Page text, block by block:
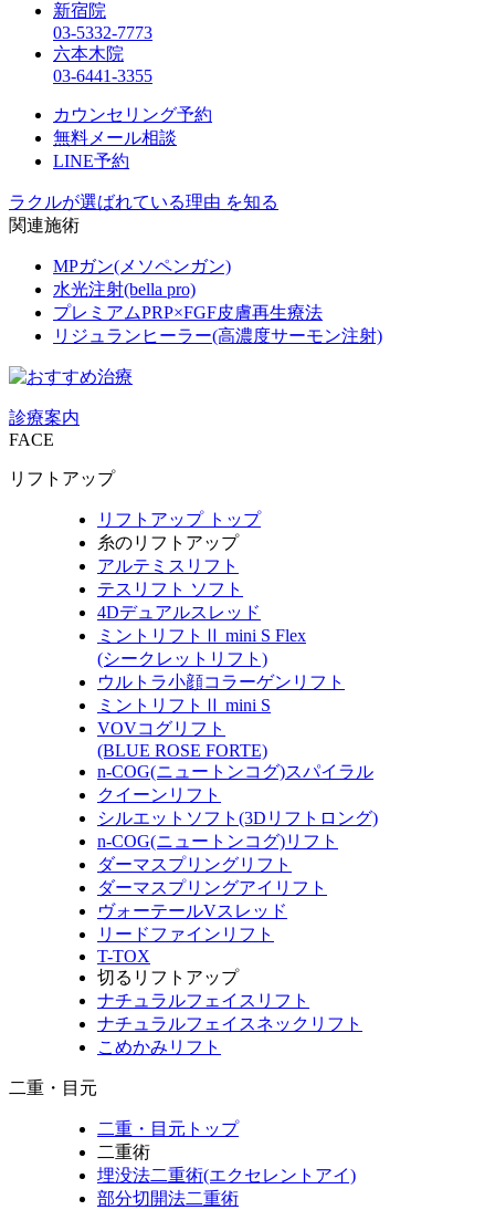
新宿院
03-5332-7773
六本木院
03-6441-3355
カウンセリング予約
無料メール相談
LINE予約
ラクルが選ばれている理由 を知る
関連施術
MPガン(メソペンガン)
水光注射(bella pro)
プレミアムPRP×FGF皮膚再生療法
リジュランヒーラー(高濃度サーモン注射)
診療案内
FACE
リフトアップ
リフトアップ トップ
糸のリフトアップ
アルテミスリフト
テスリフト ソフト
4Dデュアルスレッド
ミントリフトⅡ mini S Flex
(シークレットリフト)
ウルトラ小顔コラーゲンリフト
ミントリフトⅡ mini S
VOVコグリフト
(BLUE ROSE FORTE)
n-COG(ニュートンコグ)スパイラル
クイーンリフト
シルエットソフト(3Dリフトロング)
n-COG(ニュートンコグ)リフト
ダーマスプリングリフト
ダーマスプリングアイリフト
ヴォーテールVスレッド
リードファインリフト
T-TOX
切るリフトアップ
ナチュラルフェイスリフト
ナチュラルフェイスネックリフト
こめかみリフト
二重・目元
二重・目元トップ
二重術
埋没法二重術(エクセレントアイ)
部分切開法二重術